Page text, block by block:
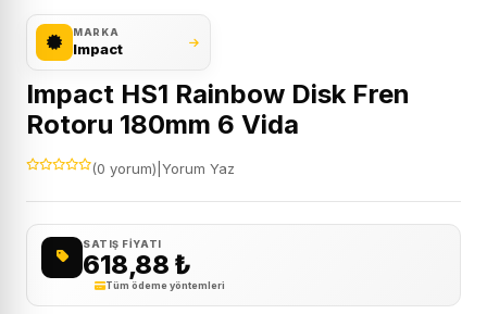
MARKA
Impact
Impact HS1 Rainbow Disk Fren
Rotoru 180mm 6 Vida
(0 yorum) Yorum Yaz
SATIŞ FIYATI
618,88 ₺
Tüm ödeme yöntemleri